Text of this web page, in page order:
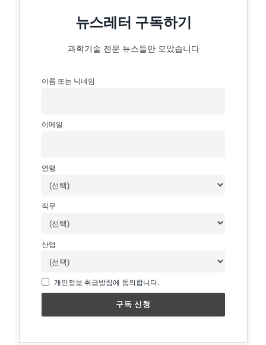
뉴스레터 구독하기
과학기술 전문 뉴스들만 모았습니다
이름 또는 닉네임
이메일
연령
직무
산업
개인정보 취급방침에 동의합니다.